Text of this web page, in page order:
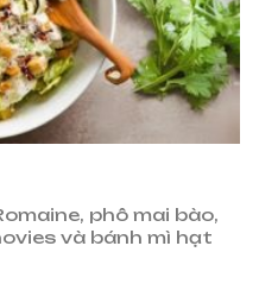
phô mai bào,
và bánh mì hạt